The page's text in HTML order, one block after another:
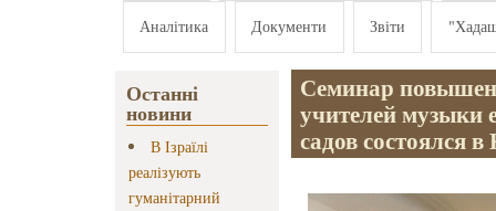
Аналітика Документи Звіти
Останні
новини
В Ізраїлі
реалізують
гуманітарний
Семинар
учителей музыки
садов состоялся в